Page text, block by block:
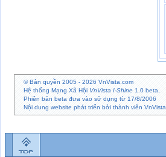
© Bản quyền 2005 - 2026 VnVista.com
Hệ thống Mạng Xã Hội VnVista I-Shine 1.0 beta,
Phiên bản beta đưa vào sử dụng từ 17/8/2006
Nội dung website phát triển bởi thành viên VnVista